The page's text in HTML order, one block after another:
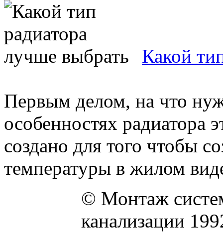
Какой
Первым делом, на что
особенностях радиатора
создано для того чтобы
температуры в жилом
© Монтаж
канализации